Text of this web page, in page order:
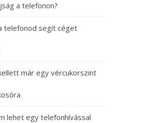
a telefonon?
telefonod segít céget
már egy vércukorszint
lehet egy telefonhívással